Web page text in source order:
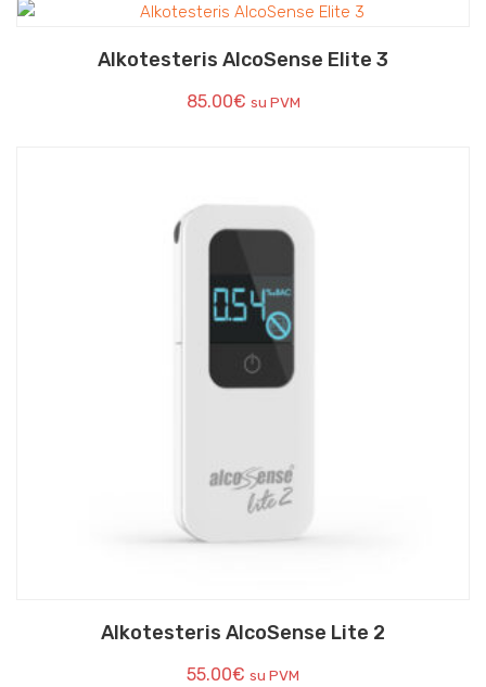
Alkotesteris AlcoSense Elite 3
85.00€ su PVM
Alkotesteris AlcoSense Lite 2
55.00€ su PVM